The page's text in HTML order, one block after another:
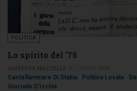
POLITICA
Lo spirito del '75
Castellammare Di Stabia Politica Locale
Giornale D'Ischia